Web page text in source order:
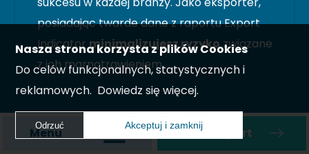
posiadając twarde dane z raportu Export
Indicatorminimalizujesz ryzykozwiązane
z ich marnotrawieniem.
Menu Zamów raport
Nasza strona korzysta z plików Cookies
Do celów funkcjonalnych, statystycznych i
reklamowych. Dowiedz się więcej.
Odrzuć Akceptuj i zamknij
Akceptuj i zamknij